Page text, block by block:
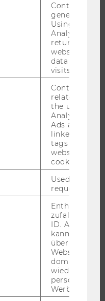
Contains a
generated
Using this
Analytics can
returning
website and
data from
visits.
Contains
related
the user. If
Analytics and
Ads accounts
linked, the
tags on the
website read
cookie.
Used to
request rate.
Enthält eine
ID. Anhand
kann Google
über
Websites
Werbung